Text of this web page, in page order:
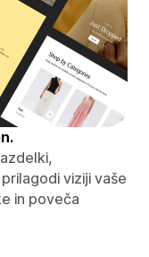
viziji vaše
in poveča